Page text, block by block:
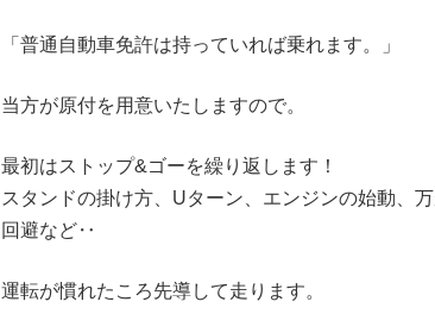
「普通自動車免許は持っていれば乗れます。」
当方が原付を用意いたしますので。
最初はストップ&ゴーを繰り返します！
スタンドの掛け方、Uターン、エンジンの始動、
回避など‥
運転が慣れたころ先導して走ります。